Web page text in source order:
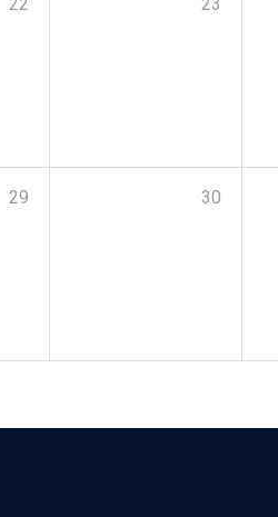
22 23
29 30